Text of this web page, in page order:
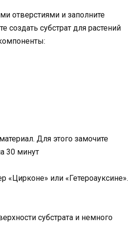
отверстиями и заполните
субстрат для растений
Для этого замочите
30 минут
«Цирконе» или «Гетероауксине».
субстрата и немного